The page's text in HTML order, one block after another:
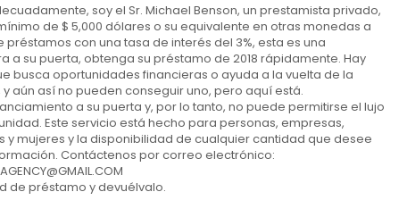
soy el Sr. Michael Benson, un prestamista privado,
de $ 5,000 dólares o su equivalente en otras monedas a
con una tasa de interés del 3%, esta es una
a su puerta, obtenga su préstamo de 2018 rápidamente. Hay
busca oportunidades financieras o ayuda a la vuelta de la
y aún así no pueden conseguir uno, pero aquí está.
a su puerta y, por lo tanto, no puede permitirse el lujo
Este servicio está hecho para personas, empresas,
y mujeres y la disponibilidad de cualquier cantidad que desee
Contáctenos por correo electrónico:
de préstamo y devuélvalo.